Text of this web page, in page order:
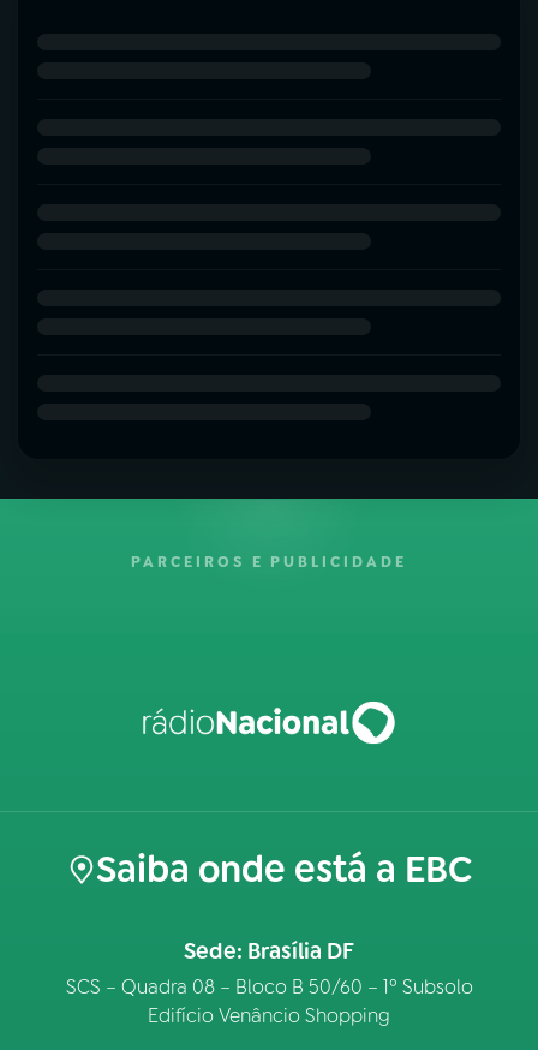
PARCEIROS E PUBLICIDADE
Saiba onde está a EBC
Sede: Brasília DF
SCS – Quadra 08 – Bloco B 50/60 – 1º Subsolo
Edifício Venâncio Shopping